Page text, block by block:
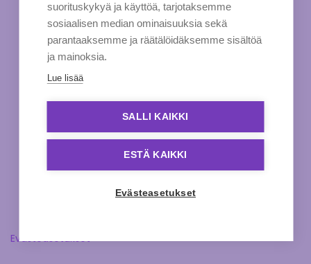
Evästeasetukset
suorituskykyä ja käyttöä, tarjotaksemme
sosiaalisen median ominaisuuksia sekä
parantaaksemme ja räätälöidäksemme sisältöä
ja mainoksia.
Lue lisää
SALLI KAIKKI
ESTÄ KAIKKI
Evästeasetukset